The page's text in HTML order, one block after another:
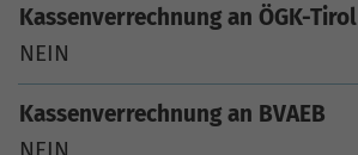
Kassenverrechnung an ÖGK-Tirol
NEIN
Kassenverrechnung an BVAEB